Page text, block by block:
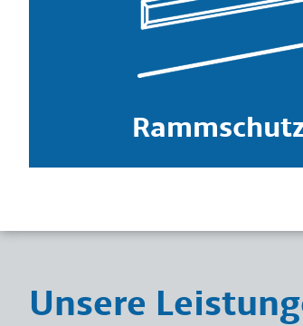
Unsere